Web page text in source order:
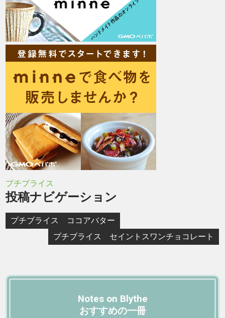
プチブライス
投稿ナビゲーション
プチブライス ココアバター
プチブライス セイントスワンチョコレート
Notes on Blythe
おすすめの一冊